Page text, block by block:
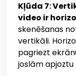
Kļūda 7:
video ir
skenēšanas
vertikāli.
pagriezt
joslām apjoztu